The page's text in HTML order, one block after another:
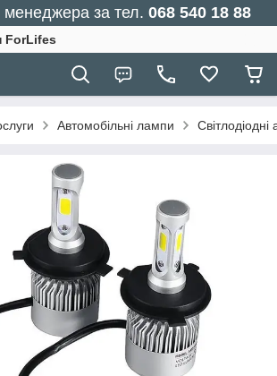
менеджера за тел. 068 540 18 88
ForLifes
Автомобільні лампи